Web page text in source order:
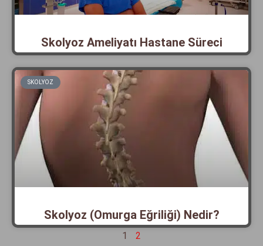
Skolyoz Ameliyatı Hastane Süreci
SKOLYOZ
Skolyoz (Omurga Eğriliği) Nedir?
1 2